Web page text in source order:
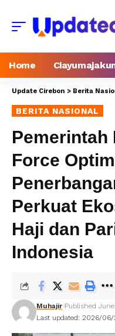
Home
Update Cirebon > Berita
BERITA NASIONAL
Pemerintah
Force
Perkuat
Haji dan
Indonesia
Last updated: 2026/06/
Muhajir Published